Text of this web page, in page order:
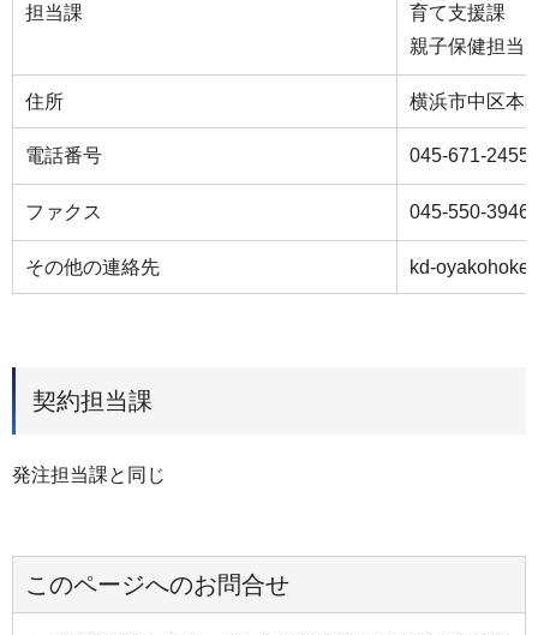
担当課
育て支援課
親子保健担当
住所 横浜市中区本
電話番号 045-671-2455
ファクス 045-550-3946
その他の連絡先 kd-
契約担当課
発注担当課と同じ
このページへのお問合せ